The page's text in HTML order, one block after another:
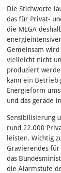
Die Stichworte
das für Privat-
die MEGA
Gemeinsam wird
vielleicht nicht
produziert
kann ein Betrieb
Energieform
und das gerade
Sensibilisierung
rund 22.000
leisten. Wichtig
Gravierendes
das
die Alarmstufe